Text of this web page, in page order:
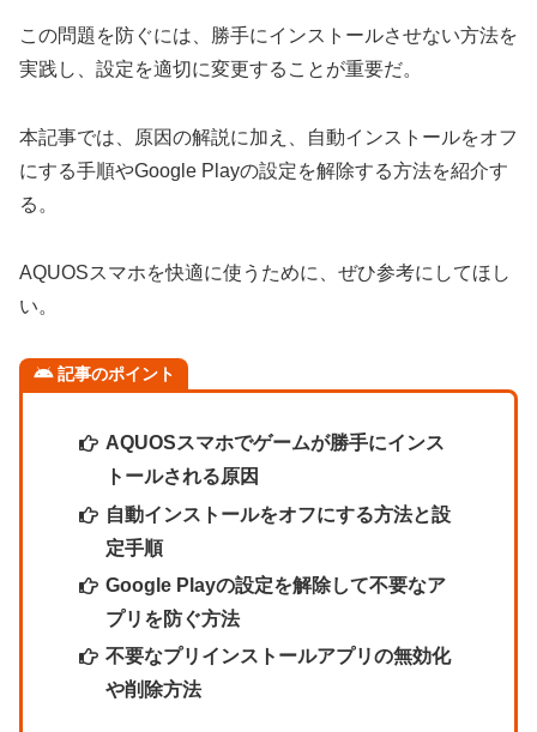
この問題を防ぐには、勝手にインストールさせない方法を
実践し、設定を適切に変更することが重要だ。
本記事では、原因の解説に加え、自動インストールをオフ
にする手順やGoogle Playの設定を解除する方法を紹介す
る。
AQUOSスマホを快適に使うために、ぜひ参考にしてほし
い。
記事のポイント
AQUOSスマホでゲームが勝手にインス
トールされる原因
自動インストールをオフにする方法と設
定手順
Google Playの設定を解除して不要なア
プリを防ぐ方法
不要なプリインストールアプリの無効化
や削除方法